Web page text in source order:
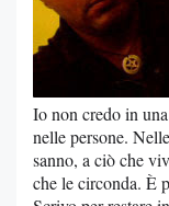
Io non credo in
nelle persone.
sanno, a ciò che
che le circonda. È